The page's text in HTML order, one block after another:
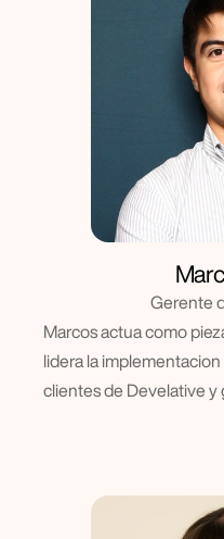
Gerente
Marcos actua como
lidera la
clientes de Develative y